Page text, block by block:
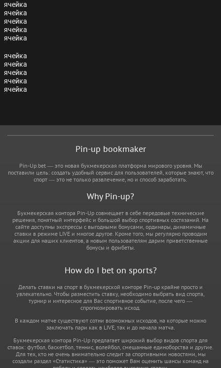
ячейка
ячейка
ячейка
ячейка
ячейка
ячейка
ячейка
ячейка
ячейка
ячейка
Pin-up bookmaker
Pin-Up.bet — это новая букмекерская платформа мирового уровня. Мы
поставили цель: создать удобный сервис для пользователей, которые знают, что
спорт — это не только развлечение, но и способ заработать.
Why Pin-up?
Букмекерская контора Pin-Up совмещает в себе передовые технические
решения, понятный интерфейс и большой выбор спортивных состязаний. На
сайте доступны экспрессы с выгодными бонусами, ординары, динамичные
ставки в режиме LIVE и многое другое. Кроме того, мы регулярно проводим
акции для наших клиентов, а новым пользователям дарим приветственные
бонусы и фрибеты.
How do I bet on sports?
Делать ставки на спорт в букмекерской конторе Pin-up крайне просто и
увлекательно. Чтобы разместить ставку, необходимо выбрать вид спорта,
турнир и интересное для Вас спортивное событие, после чего —
спрогнозировать исход.
В каждом матче существуют сотни возможных исходов, на которые можно
заключать пари как в LIVE, так и до начала матча.
Букмекерская контора Pin-Up предлагает широкий выбор видов спорта для
ставок: футбол, баскетбол, теннис, волейбол, смешанные единоборства и другие.
Для тех, кто не очень внимательно следит за спортивными новостями, мы
создали раздел «Статистика» — это поможет Вам оценить шансы команд на